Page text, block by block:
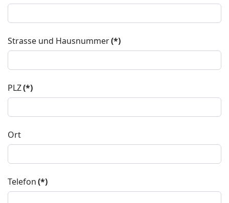
Strasse und Hausnummer(*)
PLZ(*)
Ort
Telefon(*)